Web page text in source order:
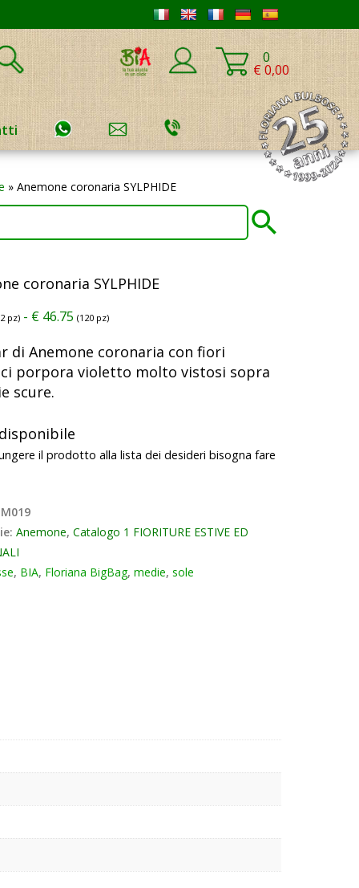
0
€ 0,00
» Anemone coronaria SYLPHIDE
coronaria SYLPHIDE
pz)- €46.75 (120 pz)
di Anemone coronaria con fiori
porpora violetto molto vistosi sopra
scure.
il prodotto alla lista dei desideri bisogna fare
Anemone, Catalogo 1 FIORITURE ESTIVE ED
, BIA, Floriana BigBag, medie, sole